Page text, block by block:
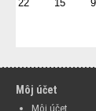
22 15 90
Môj účet
Môj účet